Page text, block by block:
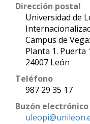
Dirección postal
Universidad de
Campus de
Planta 1. Puerta
24007 León
Teléfono
987 29 35 17
Buzón electrónico